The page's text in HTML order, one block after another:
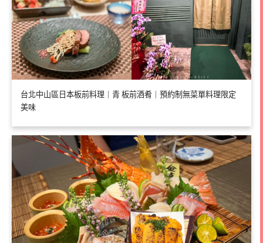
台北中山區日本板前料理｜青 板前酒肴｜預約制無菜單料理限定
美味